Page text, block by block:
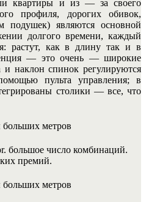
квартиры и из — за своего
профиля, дорогих обивок,
являются основной
долгого времени, каждый
растут, как в длину так и в
— это очень — широкие
и наклон спинок регулируются
пульта управления; в
столики — все, что
большое число комбинаций.
премий.